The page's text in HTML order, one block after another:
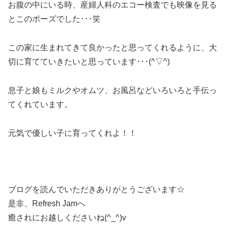
お腹の中にいる時、産婦人科のエコー検査でも映像を見る
とこのポーズでした･･･笑
この家に生まれてきて良かったと思ってくれるように、大
切に育てていきたいと思っています･･･(^▽^)
息子と娘もミルクやオムツ、お風呂などいろいろと手伝っ
てくれています。
元気で優しい子に育ってくれよ！！
ブログを読んでいただきありがとうございます☆
是非、Refresh Jamへ
癒されにお越しくださいね(^_^)v